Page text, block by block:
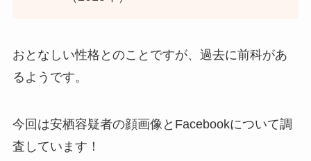
おとなしい性格とのことですが、過去に前科があ
るようです。
今回は安栖容疑者の顔画像とFacebookについて調
査しています！